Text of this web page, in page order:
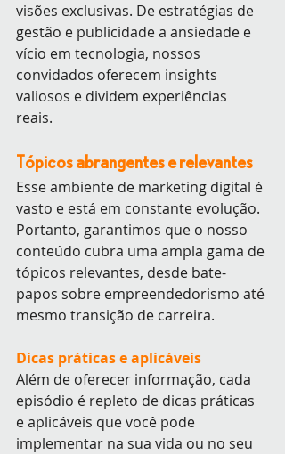
visões exclusivas. De estratégias de
gestão e publicidade a ansiedade e
vício em tecnologia, nossos
convidados oferecem insights
valiosos e dividem experiências
reais.
Tópicos abrangentes e relevantes
Esse ambiente de marketing digital é
vasto e está em constante evolução.
Portanto, garantimos que o nosso
conteúdo cubra uma ampla gama de
tópicos relevantes, desde bate-
papos sobre empreendedorismo até
mesmo transição de carreira.
Dicas práticas e aplicáveis
Além de oferecer informação, cada
episódio é repleto de dicas práticas
e aplicáveis que você pode
implementar na sua vida ou no seu